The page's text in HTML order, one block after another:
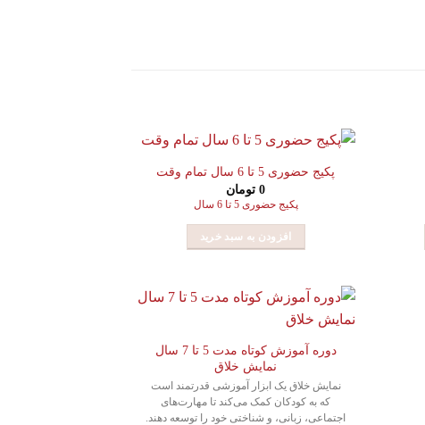
پکیج حضوری 5 تا 6 سال تمام وقت
0 تومان
پکیج حضوری 5 تا 6 سال
افزودن به سبد خرید
دوره آموزش کوتاه مدت 5 تا 7 سال
نمایش خلاق
نمایش خلاق یک ابزار آموزشی قدرتمند است
که به کودکان کمک می‌کند تا مهارت‌های
اجتماعی، زبانی، و شناختی خود را توسعه دهند.